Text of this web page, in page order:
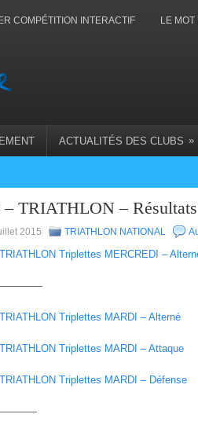
COMPÉTITION INTERACTIF LE
ACTUALITÉS DES CLUBS »
– TRIATHLON –
2015 TRIATHLON NATIONAL
Triplettes MERCREDI –
Triplettes MARDI – Alterné
Triplettes MARDI – Attaque
Triplettes MARDI – Défense